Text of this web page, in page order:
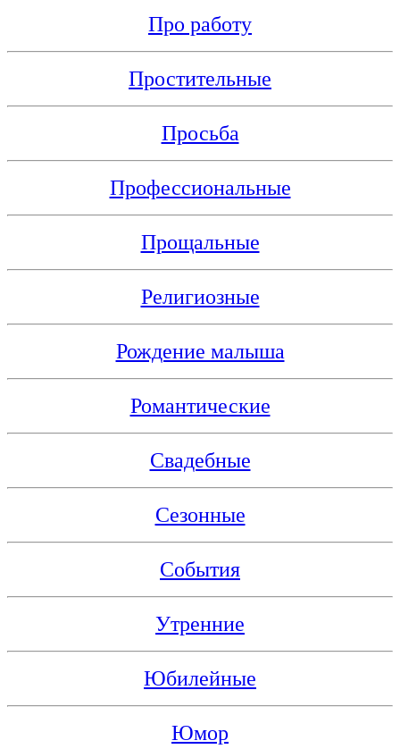
Про работу
Простительные
Просьба
Профессиональные
Прощальные
Религиозные
Рождение малыша
Романтические
Свадебные
Сезонные
События
Утренние
Юбилейные
Юмор